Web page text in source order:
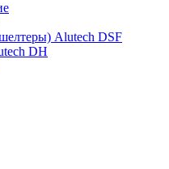
Alutech DSF
DH